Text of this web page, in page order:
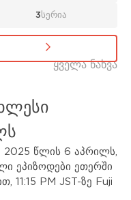
3 სერია
ყველა ნახვა
2025 წლის 6 აპრილს,
ეპიზოდები ეთერში
11:15 PM JST-ზე Fuji